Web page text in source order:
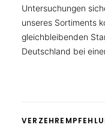
Untersuchungen
unseres Sortiments
gleichbleibenden
Deutschland bei